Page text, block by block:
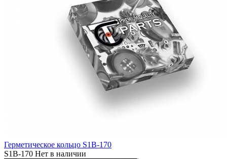
Герметическое кольцо S1B-170
S1B-170 Нет в наличии